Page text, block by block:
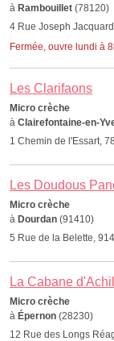
à Rambouillet (78120)
4 Rue Joseph
Fermée, ouvre lundi à
Les Clarifaons
Micro crèche
à Clairefontaine-en-
1 Chemin de l'Essart,
Les Doudous
Micro crèche
à Dourdan (91410)
5 Rue de la Belette,
La Cabane
Micro crèche
à Épernon (28230)
12 Rue des Longs